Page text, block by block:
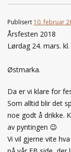
Publisert 10. februar
Årsfesten 2018
Lørdag 24. mars. kl.
Østmarka.
Da er vi klare for
Som alltid blir det
noe godt å drikke.
av pyntingen 😉
Vi vil gjerne vite